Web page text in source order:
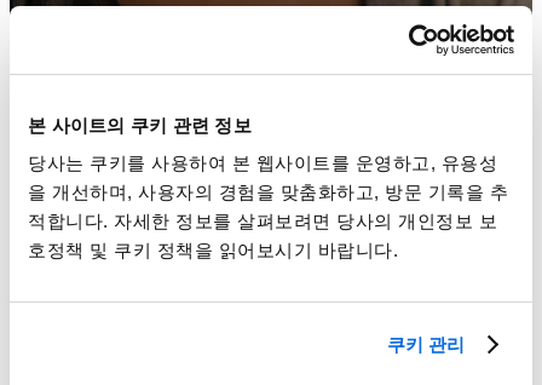
본 사이트의 쿠키 관련 정보
당사는 쿠키를 사용하여 본 웹사이트를 운영하고, 유용성
을 개선하며, 사용자의 경험을 맞춤화하고, 방문 기록을 추
적합니다. 자세한 정보를 살펴보려면 당사의 개인정보 보
호정책 및 쿠키 정책을 읽어보시기 바랍니다.
쿠키 관리
시장의 도전 과제를 해결하다!